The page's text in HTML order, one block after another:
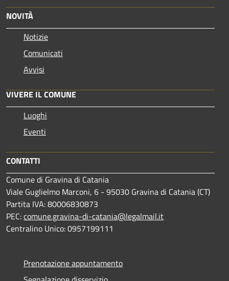
NOVITÀ
Notizie
Comunicati
Avvisi
VIVERE IL COMUNE
Luoghi
Eventi
CONTATTI
Comune di Gravina di Catania
Viale Guglielmo Marconi, 6 - 95030 Gravina di Catania (CT)
Partita IVA: 80006830873
PEC:comune.gravina-di-catania@legalmail.it
Centralino Unico: 0957199111
Prenotazione appuntamento